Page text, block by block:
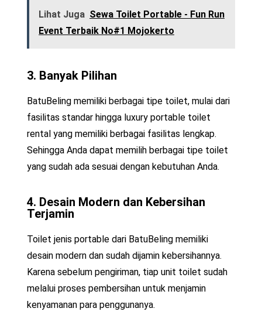
Lihat Juga Sewa Toilet Portable - Fun Run
Event Terbaik No#1 Mojokerto
3. Banyak Pilihan
BatuBeling memiliki berbagai tipe toilet, mulai dari
fasilitas standar hingga luxury portable toilet
rental yang memiliki berbagai fasilitas lengkap.
Sehingga Anda dapat memilih berbagai tipe toilet
yang sudah ada sesuai dengan kebutuhan Anda.
4. Desain Modern dan Kebersihan
Terjamin
Toilet jenis portable dari BatuBeling memiliki
desain modern dan sudah dijamin kebersihannya.
Karena sebelum pengiriman, tiap unit toilet sudah
melalui proses pembersihan untuk menjamin
kenyamanan para penggunanya.